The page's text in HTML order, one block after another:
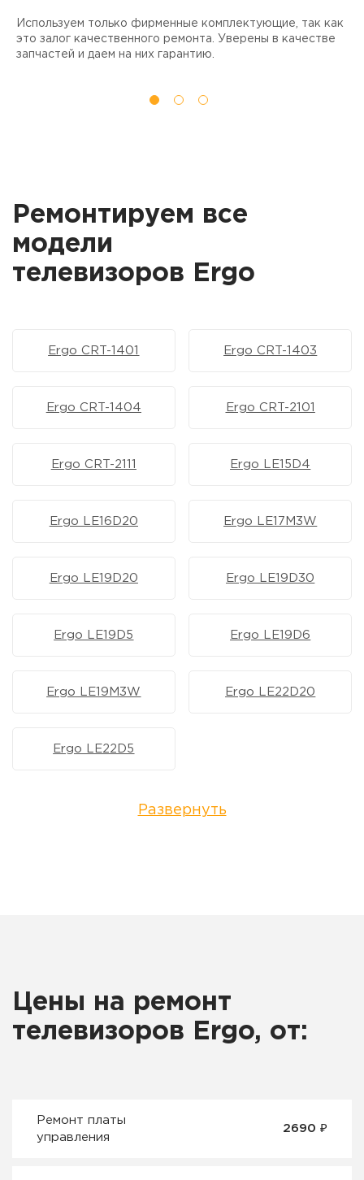
Используем только фирменные комплектующие, так как
это залог качественного ремонта. Уверены в качестве
запчастей и даем на них гарантию.
Ремонтируем все
модели
телевизоров Ergo
Ergo CRT-1401 Ergo CRT-1403
Ergo CRT-1404 Ergo CRT-2101
Ergo CRT-2111 Ergo LE15D4
Ergo LE16D20 Ergo LE17M3W
Ergo LE19D20 Ergo LE19D30
Ergo LE19D5 Ergo LE19D6
Ergo LE19M3W Ergo LE22D20
Ergo LE22D5
Развернуть
Цены на ремонт
телевизоров Ergo, от:
Ремонт платы
управления
2690 ₽